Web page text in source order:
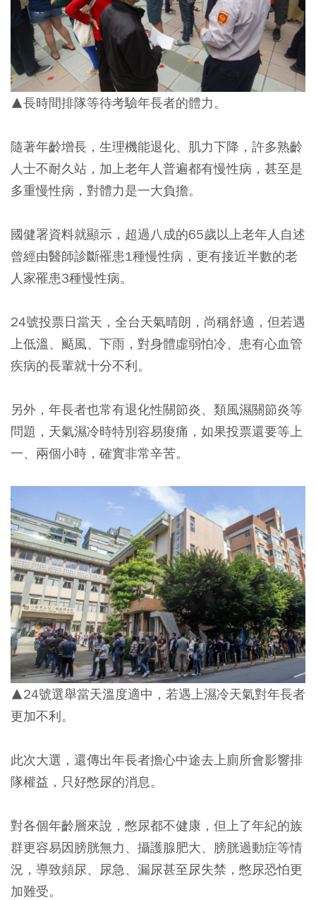
▲長時間排隊等待考驗年長者的體力。
隨著年齡增長，生理機能退化、肌力下降，許多熟齡
人士不耐久站，加上老年人普遍都有慢性病，甚至是
多重慢性病，對體力是一大負擔。
國健署資料就顯示，超過八成的65歲以上老年人自述
曾經由醫師診斷罹患1種慢性病，更有接近半數的老
人家罹患3種慢性病。
24號投票日當天，全台天氣晴朗，尚稱舒適，但若遇
上低溫、颳風、下雨，對身體虛弱怕冷、患有心血管
疾病的長輩就十分不利。
另外，年長者也常有退化性關節炎、類風濕關節炎等
問題，天氣濕冷時特別容易痠痛，如果投票還要等上
一、兩個小時，確實非常辛苦。
▲24號選舉當天溫度適中，若遇上濕冷天氣對年長者
更加不利。
此次大選，還傳出年長者擔心中途去上廁所會影響排
隊權益，只好憋尿的消息。
對各個年齡層來說，憋尿都不健康，但上了年紀的族
群更容易因膀胱無力、攝護腺肥大、膀胱過動症等情
況，導致頻尿、尿急、漏尿甚至尿失禁，憋尿恐怕更
加難受。